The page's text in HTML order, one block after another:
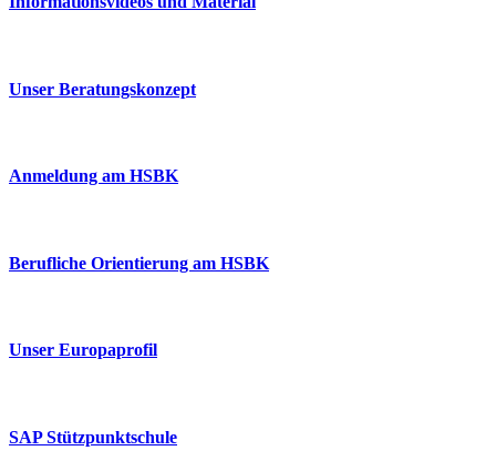
Unser Beratungskonzept
Anmeldung am HSBK
Berufliche Orientierung am HSBK
Unser Europaprofil
SAP Stützpunktschule